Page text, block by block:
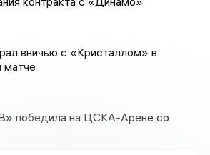
вничью с «Кристаллом» в
матче
победила на ЦСКА-Арене со